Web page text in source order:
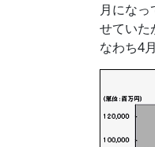
月にな
せていた
なわち4